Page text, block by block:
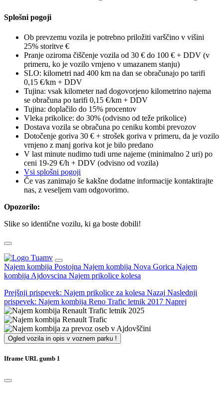
Splošni pogoji
Ob prevzemu vozila je potrebno priložiti varščino v višini
25% storitve €
Pranje oziroma čiščenje vozila od 30 € do 100 € + DDV (v
primeru, ko je vozilo vrnjeno v umazanem stanju)
SLO: kilometri nad 400 km na dan se obračunajo po tarifi
0,15 €/km + DDV
Tujina: vsak kilometer nad dogovorjeno kilometrino najema
se obračuna po tarifi 0,15 €/km + DDV
Tujina: doplačilo do 15% procentov
Vleka prikolice: do 30% (odvisno od teže prikolice)
Dostava vozila se obračuna po ceniku kombi prevozov
Dotočenje goriva 30 € + strošek goriva v primeru, da je vozilo
vrnjeno z manj goriva kot je bilo predano
V last minute nudimo tudi urne najeme (minimalno 2 uri) po
ceni 19-29 €/h + DDV (odvisno od vozila)
Vsi splošni pogoji
Če vas zanimajo še kakšne dodatne informacije kontaktirajte
nas, z veseljem vam odgovorimo.
Opozorilo:
Slike so identične vozilu, ki ga boste dobili!
Najem kombija Postojna Najem kombija Nova Gorica Najem
kombija Ajdovscina Najem prikolice kolesa
Prejšnji prispevek: Najem prikolice za kolesa Nazaj Naslednji
prispevek: Najem kombija Reno Trafic letnik 2017 Naprej
Ogled vozila in opis v voznem parku !
Iframe URL gumb 1